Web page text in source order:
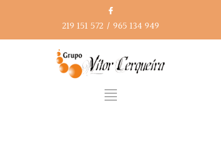
219 151 572 / 965 134 949